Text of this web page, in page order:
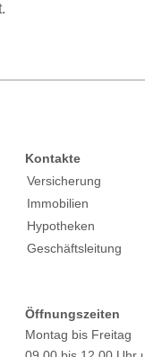
Kontakte
Versicherung
Immobilien
Hypotheken
Geschäftsleitung
Öffnungszeiten
Montag bis Freitag